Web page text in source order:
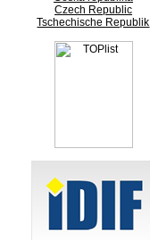
Czech Republic
Tschechische Republik